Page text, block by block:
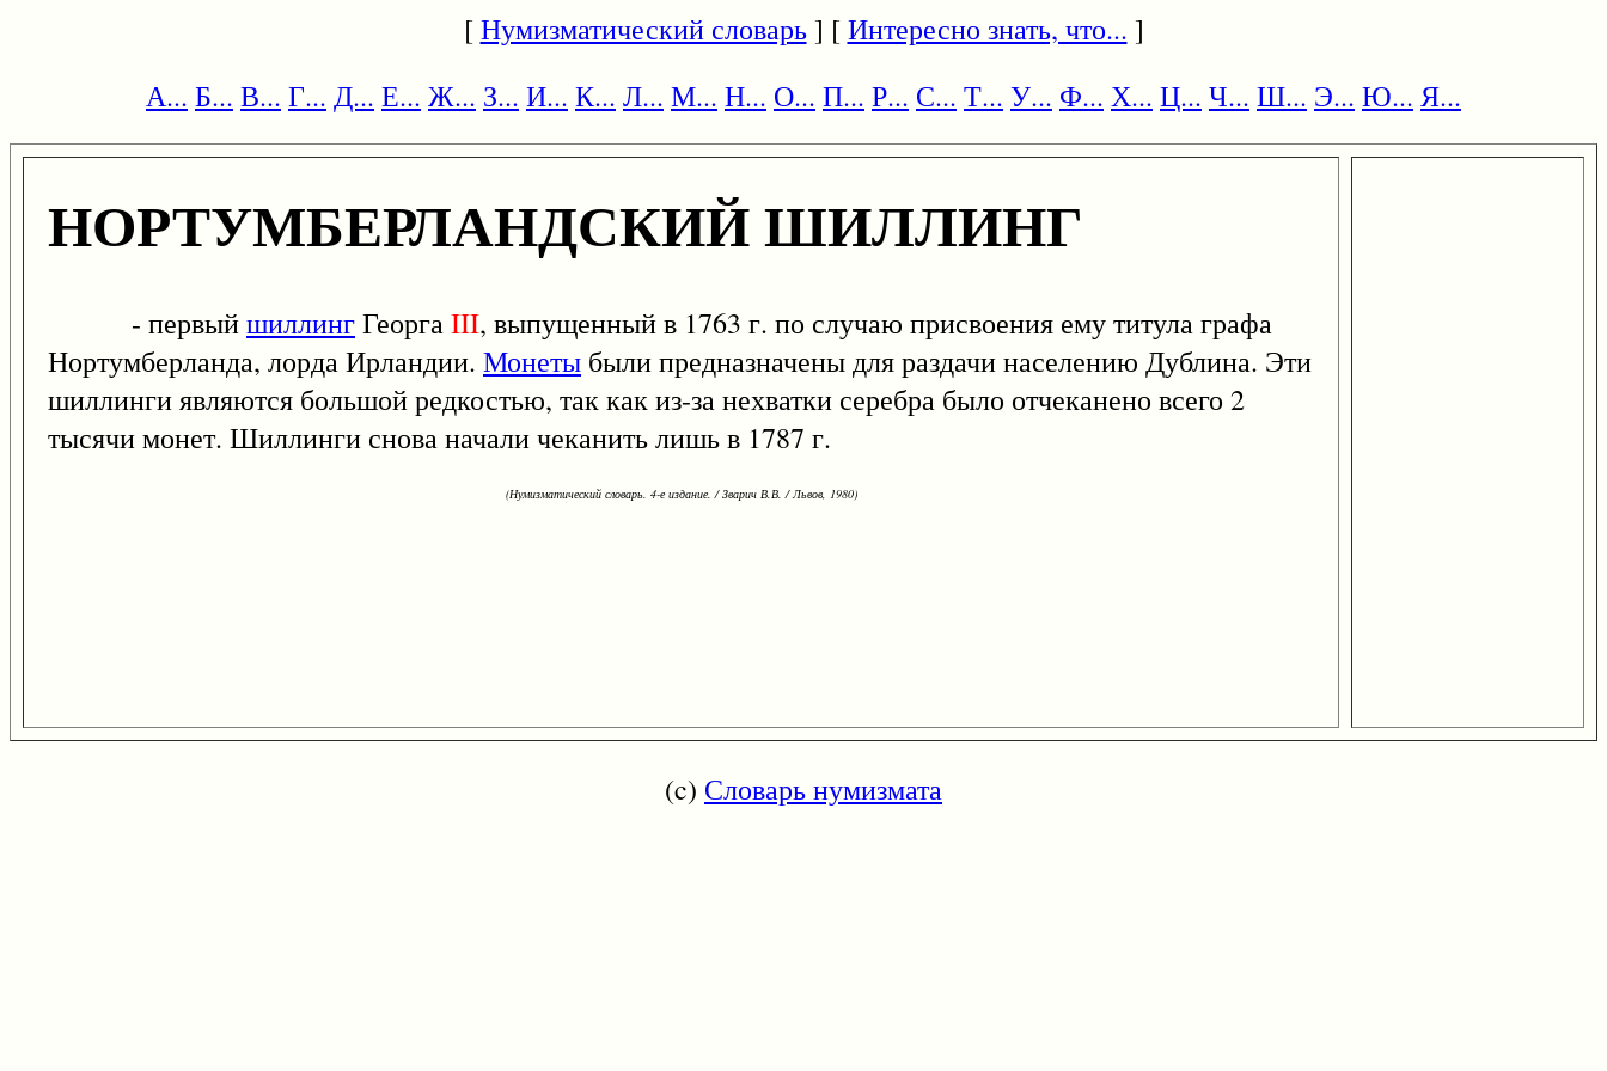
[Нумизматический словарь] [Интересно знать, что... ]
А... Б... В... Г... Д... Е... Ж... З... И... К... Л... М... Н... О... П... Р... С... Т... У... Ф... Х... Ц... Ч... Ш... Э... Ю... Я...
НОРТУМБЕРЛАНДСКИЙ ШИЛЛИНГ
- первыйшиллингГеоргаIII, выпущенный в 1763 г. по случаю присвоения ему титула графа
Нортумберланда, лорда Ирландии. Монеты были предназначены для раздачи населению Дублина. Эти
шиллинги являются большой редкостью, так как из-за нехватки серебра было отчеканено всего 2
тысячи монет. Шиллинги снова начали чеканить лишь в 1787 г.
(Нумизматический словарь. 4-е издание. / Зварич В.В. / Львов, 1980)
(c) Словарь нумизмата